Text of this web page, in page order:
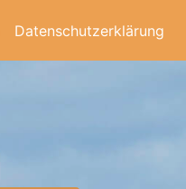
Datenschutzerklärung